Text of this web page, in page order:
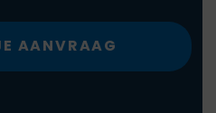
AANVRAAG